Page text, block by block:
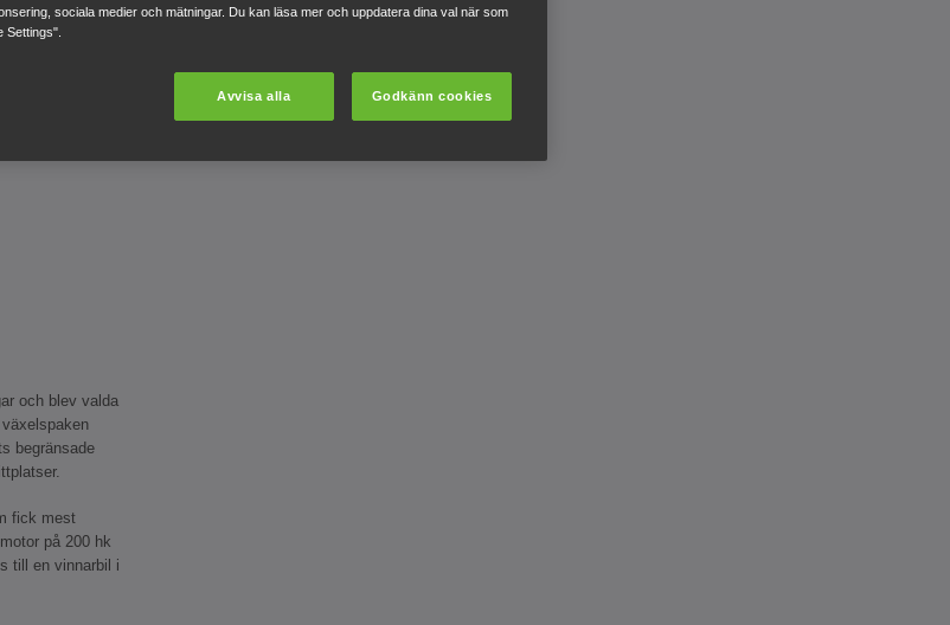
2001 ett år där nyheterna avlöste varandra.
av Civic presenterades samt den helt
Stream.
och blev valda
begränsade
fick mest
på 200 hk
till en vinnarbil i
sociala medier och mätningar. Du kan läsa mer och uppdatera dina val när som
Settings".
Avvisa alla Godkänn cookies